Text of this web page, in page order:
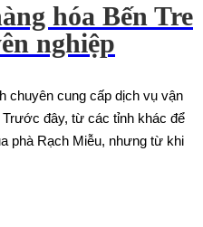
hóa Bến Tre
nghiệp
chuyên cung cấp dịch vụ vận
đây, từ các tỉnh khác để
phà Rạch Miễu, nhưng từ khi